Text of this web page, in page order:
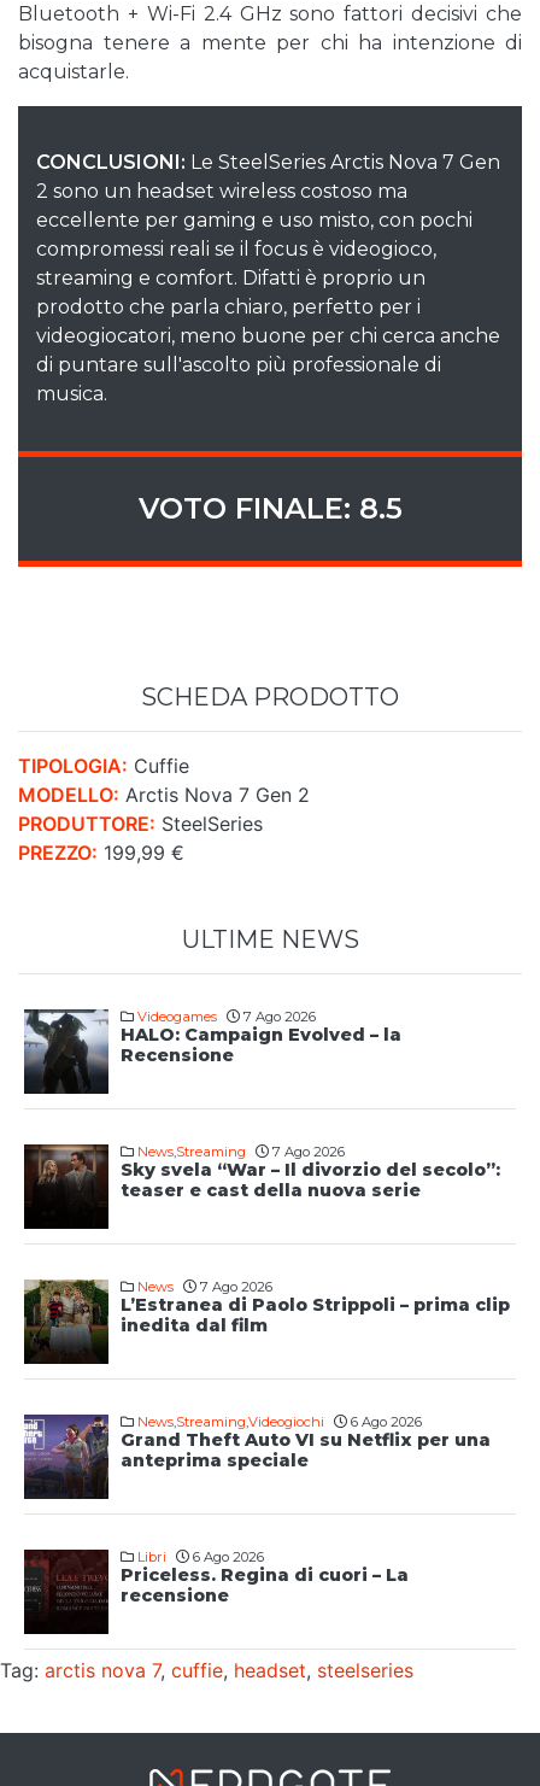
Bluetooth + Wi-Fi 2.4 GHz sono fattori decisivi che
bisogna tenere a mente per chi ha intenzione di
acquistarle.
CONCLUSIONI: Le SteelSeries Arctis Nova 7 Gen
2 sono un headset wireless costoso ma
eccellente per gaming e uso misto, con pochi
compromessi reali se il focus è videogioco,
streaming e comfort. Difatti è proprio un
prodotto che parla chiaro, perfetto per i
videogiocatori, meno buone per chi cerca anche
di puntare sull'ascolto più professionale di
musica.
VOTO FINALE: 8.5
SCHEDA PRODOTTO
TIPOLOGIA: Cuffie
MODELLO: Arctis Nova 7 Gen 2
PRODUTTORE: SteelSeries
PREZZO: 199,99 €
ULTIME NEWS
Videogames 7 Ago 2026
HALO: Campaign Evolved – la
Recensione
News Streaming 7 Ago 2026
Sky svela “War – Il divorzio del secolo”:
teaser e cast della nuova serie
News 7 Ago 2026
L’Estranea di Paolo Strippoli – prima clip
inedita dal film
News Streaming Videogiochi 6 Ago 2026
Grand Theft Auto VI su Netflix per una
anteprima speciale
Libri 6 Ago 2026
Priceless. Regina di cuori – La
recensione
Tag: arctis nova 7, cuffie, headset, steelseries